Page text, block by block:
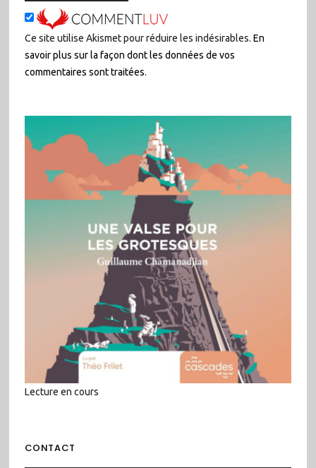
Ce site utilise Akismet pour réduire les indésirables. En
savoir plus sur la façon dont les données de vos
commentaires sont traitées.
Lecture en cours
CONTACT